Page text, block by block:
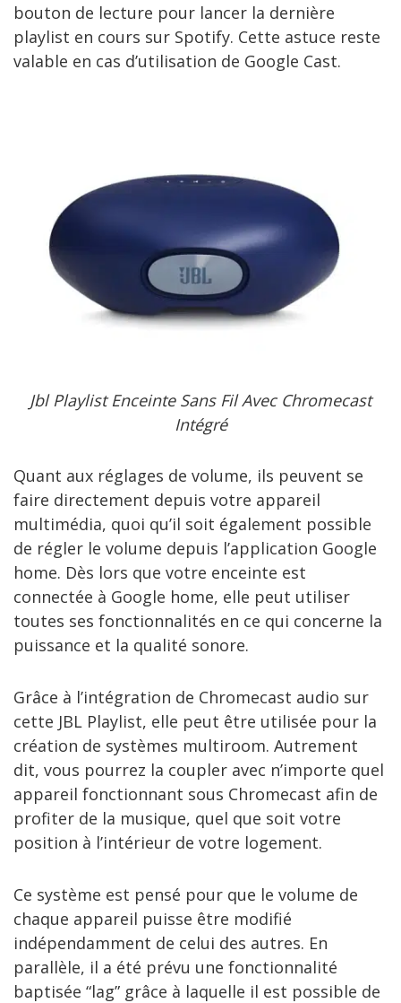
bouton de lecture pour lancer la dernière
playlist en cours sur Spotify. Cette astuce reste
valable en cas d’utilisation de Google Cast.
Jbl Playlist Enceinte Sans Fil Avec Chromecast
Intégré
Quant aux réglages de volume, ils peuvent se
faire directement depuis votre appareil
multimédia, quoi qu’il soit également possible
de régler le volume depuis l’application Google
home. Dès lors que votre enceinte est
connectée à Google home, elle peut utiliser
toutes ses fonctionnalités en ce qui concerne la
puissance et la qualité sonore.
Grâce à l’intégration de Chromecast audio sur
cette JBL Playlist, elle peut être utilisée pour la
création de systèmes multiroom. Autrement
dit, vous pourrez la coupler avec n’importe quel
appareil fonctionnant sous Chromecast afin de
profiter de la musique, quel que soit votre
position à l’intérieur de votre logement.
Ce système est pensé pour que le volume de
chaque appareil puisse être modifié
indépendamment de celui des autres. En
parallèle, il a été prévu une fonctionnalité
baptisée “lag” grâce à laquelle il est possible de